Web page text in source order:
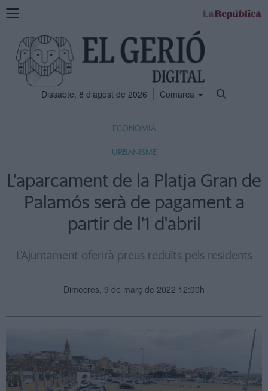
Mostra
navegació
Dissabte, 8 d'agost de 2026 Comarca
ECONOMIA
URBANISME
L'aparcament de la Platja Gran de
Palamós serà de pagament a
partir de l'1 d'abril
L'Ajuntament oferirà preus reduïts pels residents
Dimecres, 9 de març de 2022 12:00h